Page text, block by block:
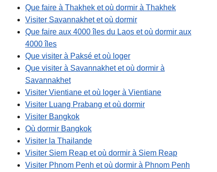
Que faire à Thakhek et où dormir à Thakhek
Visiter Savannakhet et où dormir
Que faire aux 4000 îles du Laos et où dormir aux
4000 îles
Que visiter à Paksé et où loger
Que visiter à Savannakhet et où dormir à
Savannakhet
Visiter Vientiane et où loger à Vientiane
Visiter Luang Prabang et où dormir
Visiter Bangkok
Où dormir Bangkok
Visiter la Thailande
Visiter Siem Reap et où dormir à Siem Reap
Visiter Phnom Penh et où dormir à Phnom Penh